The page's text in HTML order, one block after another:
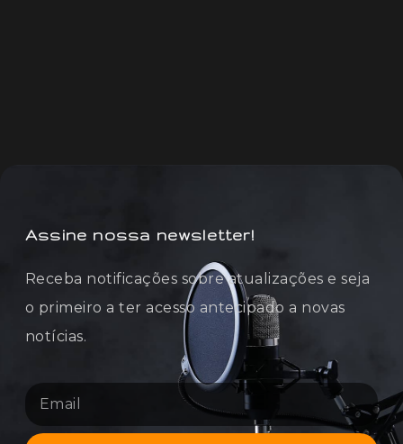
Assine nossa newsletter!
Receba notificações sobre atualizações e seja
o primeiro a ter acesso antecipado a novas
notícias.